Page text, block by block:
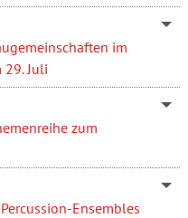
im
Juli
zum
Ensembles